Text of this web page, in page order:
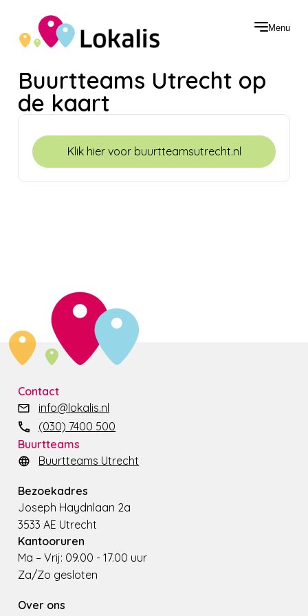
Menu
Buurtteams Utrecht op
de kaart
Klik hier voor buurtteamsutrecht.nl
Contact
info@lokalis.nl
(030) 7400 500
Buurtteams
Buurtteams Utrecht
Bezoekadres
Joseph Haydnlaan 2a
3533 AE Utrecht
Kantooruren
Ma – Vrij: 09.00 - 17.00 uur
Za/Zo gesloten
Over ons